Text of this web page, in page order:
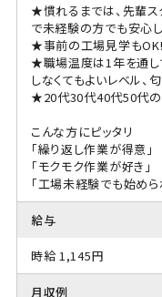
★慣れるまでは、先輩ス
で未経験の方でも安心
★事前の工場見学も
★職場温度は1年を通し
しなくてもよいレベル、
★20代30代40代50代
こんな方にピッタリ
「繰り返し作業が得意」
「モクモク作業が好き」
「工場未経験でも始め
給与
時給 1,145円
月収例